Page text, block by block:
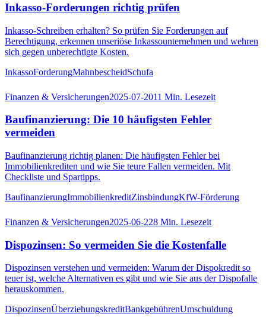
Inkasso-Forderungen richtig prüfen
Inkasso-Schreiben erhalten? So prüfen Sie Forderungen auf
Berechtigung, erkennen unseriöse Inkassounternehmen und wehren
sich gegen unberechtigte Kosten.
InkassoForderungMahnbescheidSchufa
Finanzen & Versicherungen2025-07-2011 Min. Lesezeit
Baufinanzierung: Die 10 häufigsten Fehler
vermeiden
Baufinanzierung richtig planen: Die häufigsten Fehler bei
Immobilienkrediten und wie Sie teure Fallen vermeiden. Mit
Checkliste und Spartipps.
BaufinanzierungImmobilienkreditZinsbindungKfW-Förderung
Finanzen & Versicherungen2025-06-228 Min. Lesezeit
Dispozinsen: So vermeiden Sie die Kostenfalle
Dispozinsen verstehen und vermeiden: Warum der Dispokredit so
teuer ist, welche Alternativen es gibt und wie Sie aus der Dispofalle
herauskommen.
DispozinsenÜberziehungskreditBankgebührenUmschuldung